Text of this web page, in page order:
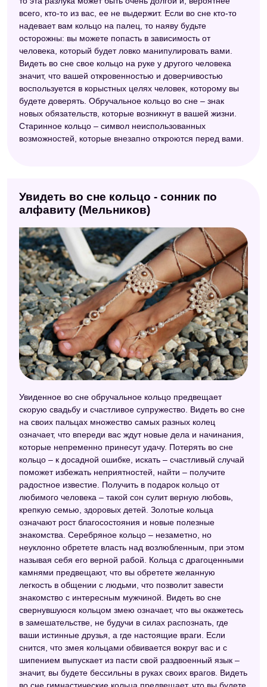
всего, кто-то из вас, ее не выдержит. Если во сне кто-то
надевает вам кольцо на палец, то наяву будьте
осторожны: вы можете попасть в зависимость от
человека, который будет ловко манипулировать вами.
Видеть во сне свое кольцо на руке у другого человека
значит, что вашей откровенностью и доверчивостью
воспользуется в корыстных целях человек, которому вы
будете доверять. Обручальное кольцо во сне – знак
новых обязательств, которые возникнут в вашей жизни.
Старинное кольцо – символ неиспользованных
возможностей, которые внезапно откроются перед вами.
Увидеть во сне кольцо - сонник по
алфавиту (Мельников)
Увиденное во сне обручальное кольцо предвещает
скорую свадьбу и счастливое супружество. Видеть во сне
на своих пальцах множество самых разных колец
означает, что впереди вас ждут новые дела и начинания,
которые непременно принесут удачу. Потерять во сне
кольцо – к досадной ошибке, искать – счастливый случай
поможет избежать неприятностей, найти – получите
радостное известие. Получить в подарок кольцо от
любимого человека – такой сон сулит верную любовь,
крепкую семью, здоровых детей. Золотые кольца
означают рост благосостояния и новые полезные
знакомства. Серебряное кольцо – незаметно, но
неуклонно обретете власть над возлюбленным, при этом
называя себя его верной рабой. Кольца с драгоценными
камнями предвещают, что вы обретете желанную
легкость в общении с людьми, что позволит завести
знакомство с интересным мужчиной. Видеть во сне
свернувшуюся кольцом змею означает, что вы окажетесь
в замешательстве, не будучи в силах распознать, где
ваши истинные друзья, а где настоящие враги. Если
снится, что змея кольцами обвивается вокруг вас и с
шипением выпускает из пасти свой раздвоенный язык –
значит, вы будете бессильны в руках своих врагов. Видеть